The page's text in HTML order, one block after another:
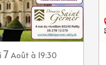
7 Août à 19:30